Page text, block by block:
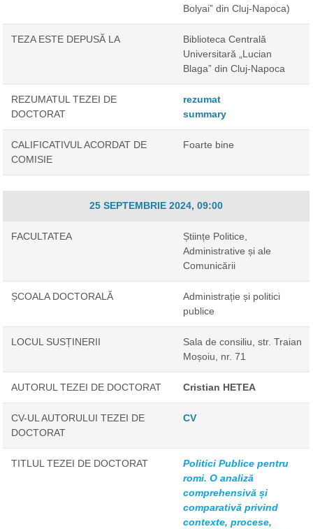
Bolyai” din Cluj-Napoca)
TEZA ESTE DEPUSĂ LA
Biblioteca Centrală
Universitară „Lucian
Blaga” din Cluj-Napoca
REZUMATUL TEZEI DE
DOCTORAT
rezumat
summary
CALIFICATIVUL ACORDAT DE
COMISIE
Foarte bine
25 SEPTEMBRIE 2024, 09:00
FACULTATEA
Științe Politice,
Administrative și ale
Comunicării
ȘCOALA DOCTORALĂ
Administrație și politici
publice
LOCUL SUSȚINERII
Sala de consiliu, str. Traian
Moșoiu, nr. 71
AUTORUL TEZEI DE DOCTORAT Cristian HETEA
CV-UL AUTORULUI TEZEI DE
DOCTORAT
CV
TITLUL TEZEI DE DOCTORAT
Politici Publice pentru
romi. O analiză
comprehensivă și
comparativă privind
contexte, procese,